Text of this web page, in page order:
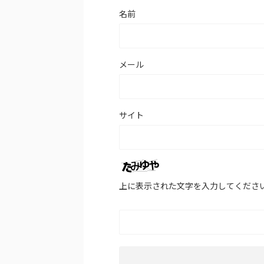
名前
メール
サイト
上に表示された文字を入力してくださ